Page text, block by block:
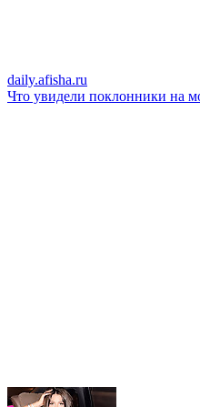
daily.afisha.ru
Что увидели поклонники на